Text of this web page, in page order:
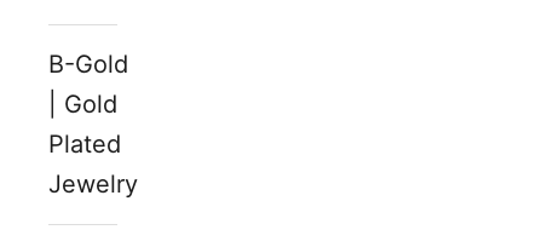
B-Gold
| Gold
Plated
Jewelry